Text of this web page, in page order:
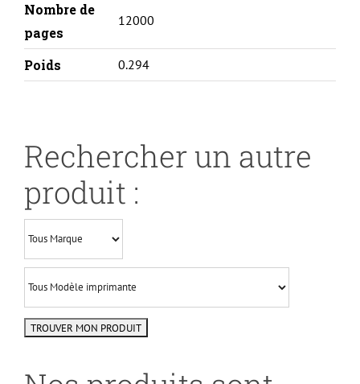
Nombre de
pages
12000
Poids 0.294
Rechercher un autre
produit :